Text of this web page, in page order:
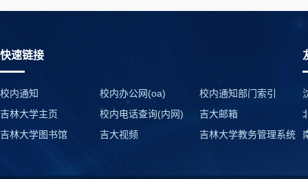
快速链接
校内通知 校内办公网(oa)
校内通知部门索引
吉林大学主页
校内电话查询(内网)
吉大邮箱
吉林大学图书馆
吉大视频 吉林大学教务管理系统